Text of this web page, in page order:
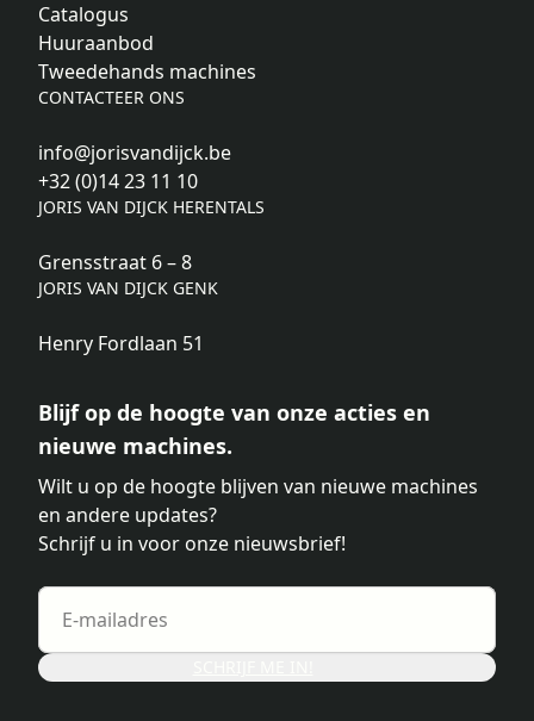
Catalogus
Huuraanbod
Tweedehands machines
CONTACTEER ONS
info@jorisvandijck.be
+32 (0)14 23 11 10
JORIS VAN DIJCK HERENTALS
Grensstraat 6 – 8
JORIS VAN DIJCK GENK
Henry Fordlaan 51
Blijf op de hoogte van onze acties en
nieuwe machines.
Wilt u op de hoogte blijven van nieuwe machines
en andere updates?
Schrijf u in voor onze nieuwsbrief!